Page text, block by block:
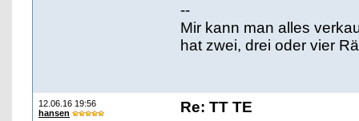
--
Mir kann man alles
hat zwei, drei oder vier
12.06.16 19:56
hansen
Re: TT TE